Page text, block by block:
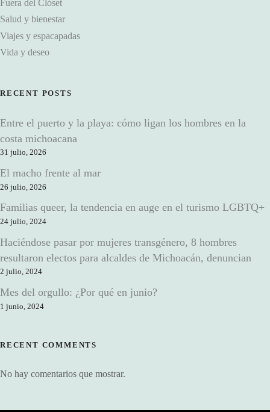
Fuera del Clóset
Salud y bienestar
Viajes y espacapadas
Vida y deseo
RECENT POSTS
Entre el puerto y la playa: cómo ligan los hombres en la
costa michoacana
31 julio, 2026
El macho frente al mar
26 julio, 2026
Familias queer, la tendencia en auge en el turismo LGBTQ+
24 julio, 2024
Haciéndose pasar por mujeres transgénero, 8 hombres
resultaron electos para alcaldes de Michoacán, denuncian
2 julio, 2024
Mes del orgullo: ¿Por qué en junio?
1 junio, 2024
RECENT COMMENTS
No hay comentarios que mostrar.